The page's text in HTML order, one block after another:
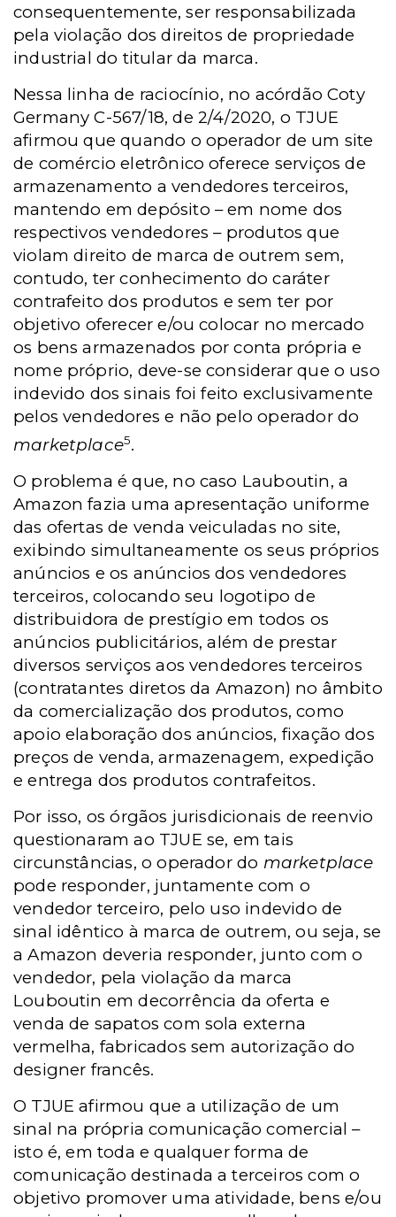
consequentemente, ser responsabilizada
pela violação dos direitos de propriedade
industrial do titular da marca.
Nessa linha de raciocínio, no acórdão Coty
Germany C-567/18, de 2/4/2020, o TJUE
afirmou que quando o operador de um site
de comércio eletrônico oferece serviços de
armazenamento a vendedores terceiros,
mantendo em depósito – em nome dos
respectivos vendedores – produtos que
violam direito de marca de outrem sem,
contudo, ter conhecimento do caráter
contrafeito dos produtos e sem ter por
objetivo oferecer e/ou colocar no mercado
os bens armazenados por conta própria e
nome próprio, deve-se considerar que o uso
indevido dos sinais foi feito exclusivamente
pelos vendedores e não pelo operador do
marketplace5.
O problema é que, no caso Lauboutin, a
Amazon fazia uma apresentação uniforme
das ofertas de venda veiculadas no site,
exibindo simultaneamente os seus próprios
anúncios e os anúncios dos vendedores
terceiros, colocando seu logotipo de
distribuidora de prestígio em todos os
anúncios publicitários, além de prestar
diversos serviços aos vendedores terceiros
(contratantes diretos da Amazon) no âmbito
da comercialização dos produtos, como
apoio elaboração dos anúncios, fixação dos
preços de venda, armazenagem, expedição
e entrega dos produtos contrafeitos.
Por isso, os órgãos jurisdicionais de reenvio
questionaram ao TJUE se, em tais
circunstâncias, o operador do marketplace
pode responder, juntamente com o
vendedor terceiro, pelo uso indevido de
sinal idêntico à marca de outrem, ou seja, se
a Amazon deveria responder, junto com o
vendedor, pela violação da marca
Louboutin em decorrência da oferta e
venda de sapatos com sola externa
vermelha, fabricados sem autorização do
designer francês.
O TJUE afirmou que a utilização de um
sinal na própria comunicação comercial –
isto é, em toda e qualquer forma de
comunicação destinada a terceiros com o
objetivo promover uma atividade, bens e/ou